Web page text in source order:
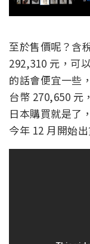
至於售價呢？含
292,310 元，可
的話會便宜一些
台幣 270,650 元
日本購買就是了
今年 12 月開始出